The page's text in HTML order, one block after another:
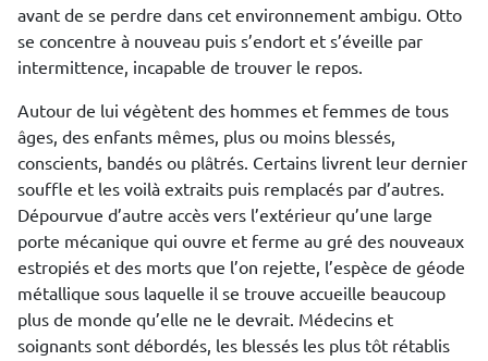
avant de se perdre dans cet environnement ambigu. Otto
se concentre à nouveau puis s’endort et s’éveille par
intermittence, incapable de trouver le repos.
Autour de lui végètent des hommes et femmes de tous
âges, des enfants mêmes, plus ou moins blessés,
conscients, bandés ou plâtrés. Certains livrent leur dernier
souffle et les voilà extraits puis remplacés par d’autres.
Dépourvue d’autre accès vers l’extérieur qu’une large
porte mécanique qui ouvre et ferme au gré des nouveaux
estropiés et des morts que l’on rejette, l’espèce de géode
métallique sous laquelle il se trouve accueille beaucoup
plus de monde qu’elle ne le devrait. Médecins et
soignants sont débordés, les blessés les plus tôt rétablis